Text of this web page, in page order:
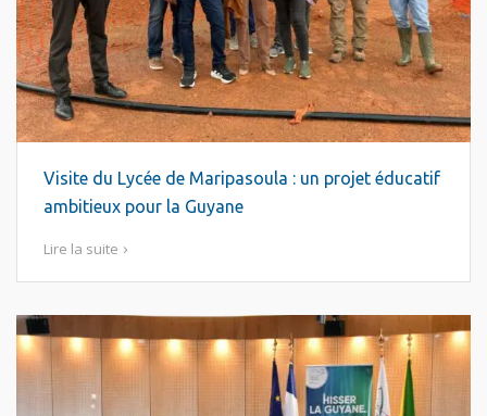
Visite du Lycée de Maripasoula : un projet éducatif
ambitieux pour la Guyane
Lire la suite